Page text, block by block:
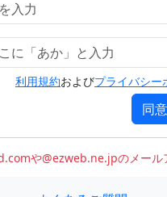
利用規約およびプライバシー
同
や@ezweb.ne.jpのメール